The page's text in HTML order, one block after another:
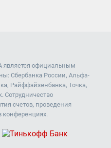
является официальным
Сбербанка России, Альфа-
Райффайзенбанка, Точка,
Сотрудничество
счетов, проведения
конференциях.